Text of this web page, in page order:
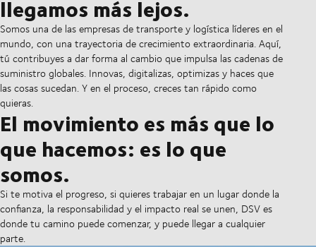
llegamos más lejos.
Somos una de las empresas de transporte y logística líderes en el
mundo, con una trayectoria de crecimiento extraordinaria. Aquí,
tú contribuyes a dar forma al cambio que impulsa las cadenas de
suministro globales. Innovas, digitalizas, optimizas y haces que
las cosas sucedan. Y en el proceso, creces tan rápido como
quieras.
El movimiento es más que lo
que hacemos: es lo que
somos.
Si te motiva el progreso, si quieres trabajar en un lugar donde la
confianza, la responsabilidad y el impacto real se unen, DSV es
donde tu camino puede comenzar, y puede llegar a cualquier
parte.